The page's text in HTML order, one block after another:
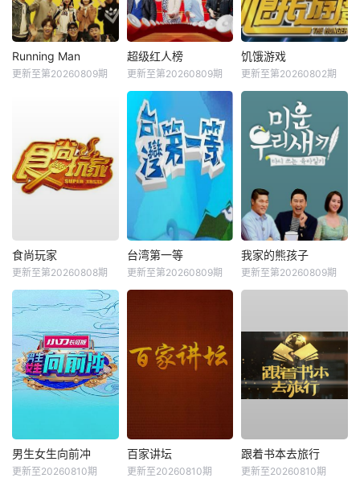
Running Man
更新至第20260809期
超级红人榜
更新至第20260809期
饥饿游戏
更新至第20260802期
食尚玩家
更新至第20260808期
台湾第一等
更新至第20260809期
我家的熊孩子
更新至第20260809期
男生女生向前冲
更新至20260810期
百家讲坛
更新至20260810期
跟着书本去旅行
更新至20260810期